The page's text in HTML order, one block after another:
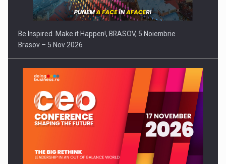
Be Inspired. Make it Happen!, BRASOV, 5 Noiembrie
Brasov – 5 Nov 2026